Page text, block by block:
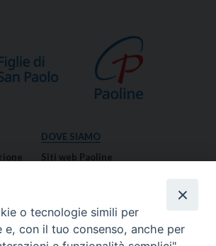
DOVE SIAMO
Siti web Paoline
Notizie dal governo generale
Notizie in breve
o tecnologie simili per
e, con il tuo consenso, anche per